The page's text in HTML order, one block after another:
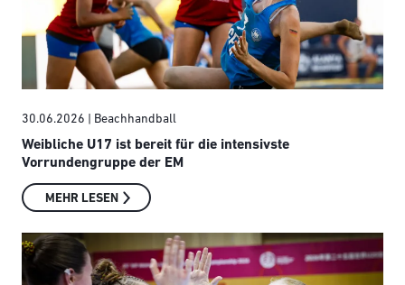
30.06.2026 | Beachhandball
Weibliche U17 ist bereit für die intensivste
Vorrundengruppe der EM
MEHR LESEN